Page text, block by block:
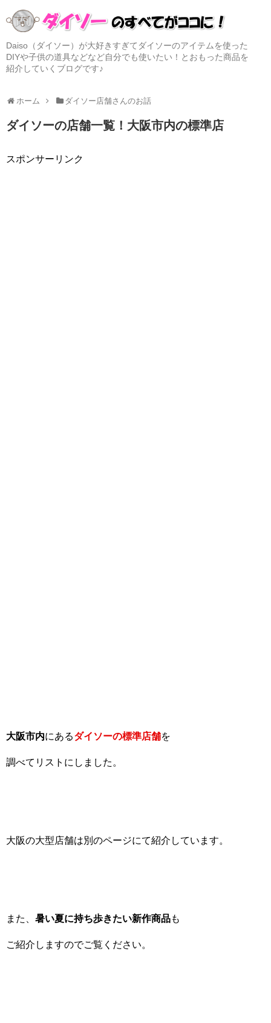
Daiso（ダイソー）が大好きすぎてダイソーのアイテムを使った
DIYや子供の道具などなど自分でも使いたい！とおもった商品を
紹介していくブログです♪
ホーム ダイソー店舗さんのお話
ダイソーの店舗一覧！大阪市内の標準店
スポンサーリンク
大阪市内にあるダイソーの標準店舗を
調べてリストにしました。
大阪の大型店舗は別のページにて紹介しています。
また、 暑い夏に持ち歩きたい新作商品も
ご紹介しますのでご覧ください。